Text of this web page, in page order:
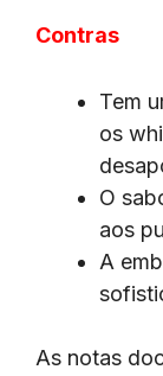
Contras
Tem
os
O
aos
A
As notas